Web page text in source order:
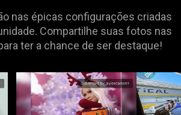
nas épicas configurações criadas
Compartilhe suas fotos nas
ter a chance de ser destaque!
This
is
a